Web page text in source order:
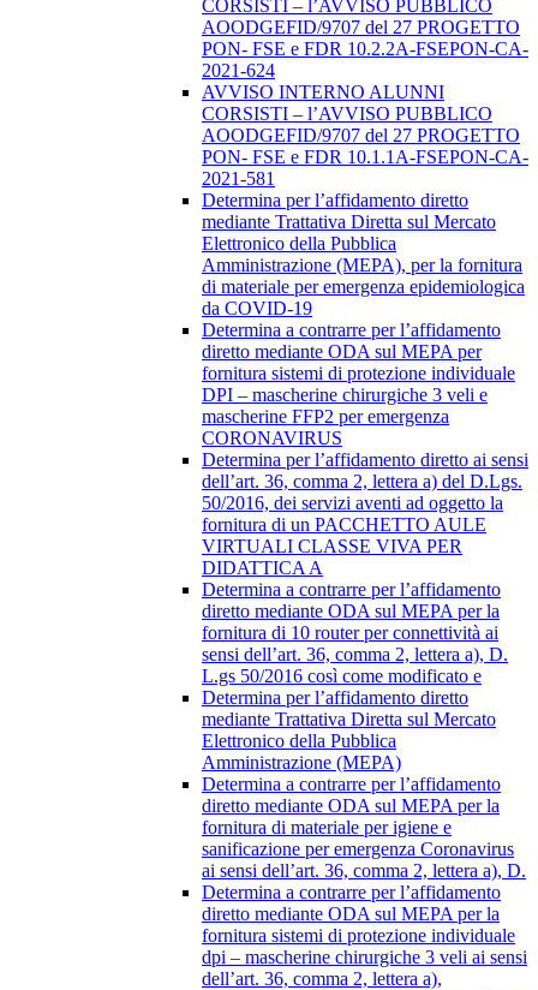
CORSISTI – l’AVVISO PUBBLICO
AOODGEFID/9707 del 27 PROGETTO
PON- FSE e FDR 10.2.2A-FSEPON-CA-
2021-624
AVVISO INTERNO ALUNNI
CORSISTI – l’AVVISO PUBBLICO
AOODGEFID/9707 del 27 PROGETTO
PON- FSE e FDR 10.1.1A-FSEPON-CA-
2021-581
Determina per l’affidamento diretto
mediante Trattativa Diretta sul Mercato
Elettronico della Pubblica
Amministrazione (MEPA), per la fornitura
di materiale per emergenza epidemiologica
da COVID-19
Determina a contrarre per l’affidamento
diretto mediante ODA sul MEPA per
fornitura sistemi di protezione individuale
DPI – mascherine chirurgiche 3 veli e
mascherine FFP2 per emergenza
CORONAVIRUS
Determina per l’affidamento diretto ai sensi
dell’art. 36, comma 2, lettera a) del D.Lgs.
50/2016, dei servizi aventi ad oggetto la
fornitura di un PACCHETTO AULE
VIRTUALI CLASSE VIVA PER
DIDATTICA A
Determina a contrarre per l’affidamento
diretto mediante ODA sul MEPA per la
fornitura di 10 router per connettività ai
sensi dell’art. 36, comma 2, lettera a), D.
L.gs 50/2016 così come modificato e
Determina per l’affidamento diretto
mediante Trattativa Diretta sul Mercato
Elettronico della Pubblica
Amministrazione (MEPA)
Determina a contrarre per l’affidamento
diretto mediante ODA sul MEPA per la
fornitura di materiale per igiene e
sanificazione per emergenza Coronavirus
ai sensi dell’art. 36, comma 2, lettera a), D.
Determina a contrarre per l’affidamento
diretto mediante ODA sul MEPA per la
fornitura sistemi di protezione individuale
dpi – mascherine chirurgiche 3 veli ai sensi
dell’art. 36, comma 2, lettera a),